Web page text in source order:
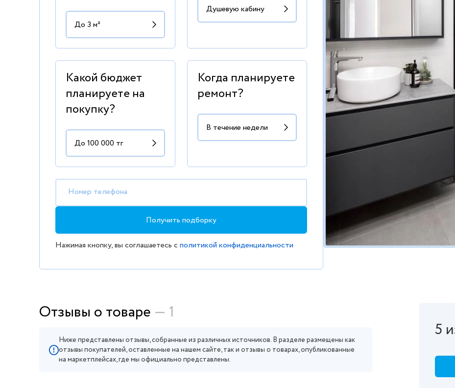
Какой бюджет
планируете на
покупку?
Когда планируете
ремонт?
Номер телефона
Получить подборку
Нажимая кнопку, вы соглашаетесь сполитикой конфиденциальности
Отзывы о товаре — 1
Ниже представлены отзывы, собранные из различных источников. В разделе размещены как
отзывы покупателей, оставленные на нашем сайте, так и отзывы о товарах, опубликованные
на маркетплейсах, где мы официально представлены.
5